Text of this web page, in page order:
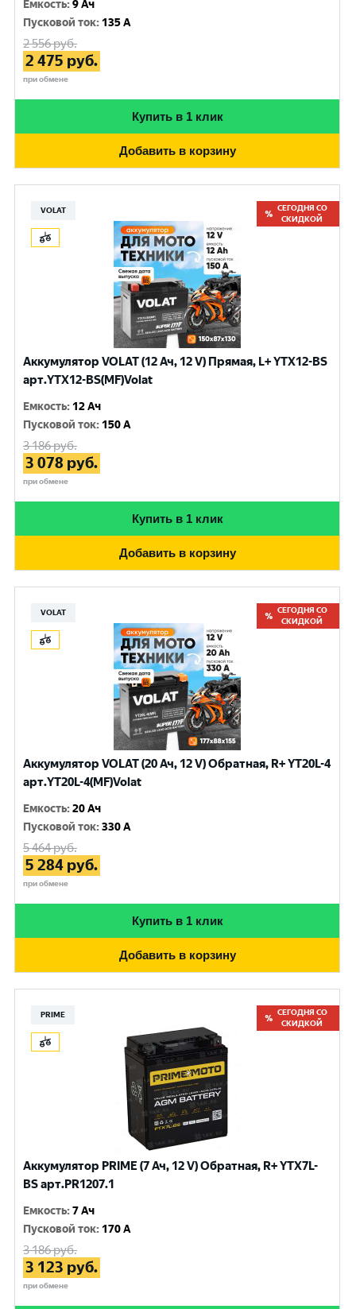
Емкость:9 Ач
Пусковой ток: 135 A
2 556руб.
2 475 руб.
при обмене
Купить в 1 клик
Добавить в корзину
VOLAT
СЕГОДНЯ СО
СКИДКОЙ
Аккумулятор VOLAT (12 Ач, 12 V) Прямая, L+ YTX12-BS
арт.YTX12-BS(MF)Volat
Емкость: 12 Ач
Пусковой ток: 150 A
3 186руб.
3 078 руб.
при обмене
Купить в 1 клик
Добавить в корзину
VOLAT
СЕГОДНЯ СО
СКИДКОЙ
Аккумулятор VOLAT (20 Ач, 12 V) Обратная, R+ YT20L-4
арт.YT20L-4(MF)Volat
Емкость:20 Ач
Пусковой ток:330 A
5 464руб.
5 284 руб.
при обмене
Купить в 1 клик
Добавить в корзину
PRIME
СЕГОДНЯ СО
СКИДКОЙ
Аккумулятор PRIME (7 Ач, 12 V) Обратная, R+ YTX7L-
BS арт.PR1207.1
Емкость:7 Ач
Пусковой ток: 170 A
3 186руб.
3 123 руб.
при обмене